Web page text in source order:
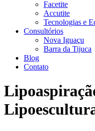
Facetite
Accutite
Tecnologias e
Consultórios
Nova Iguaçu
Barra da Tijuca
Blog
Contato